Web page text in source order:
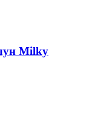
Milky